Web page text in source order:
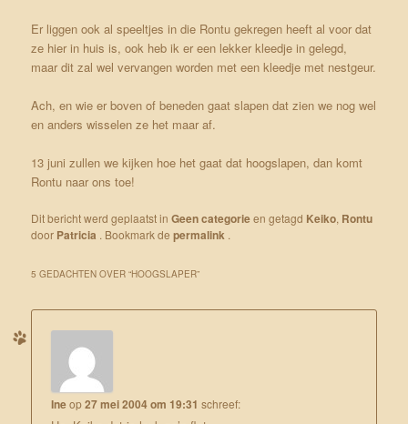
Er liggen ook al speeltjes in die Rontu gekregen heeft al voor dat
ze hier in huis is, ook heb ik er een lekker kleedje in gelegd,
maar dit zal wel vervangen worden met een kleedje met nestgeur.
Ach, en wie er boven of beneden gaat slapen dat zien we nog wel
en anders wisselen ze het maar af.
13 juni zullen we kijken hoe het gaat dat hoogslapen, dan komt
Rontu naar ons toe!
Dit bericht werd geplaatst inGeen categorieen getagd Keiko, Rontu
door Patricia . Bookmark depermalink .
5 GEDACHTEN OVER “HOOGSLAPER”
Ineop27 mei 2004 om 19:31 schreef: